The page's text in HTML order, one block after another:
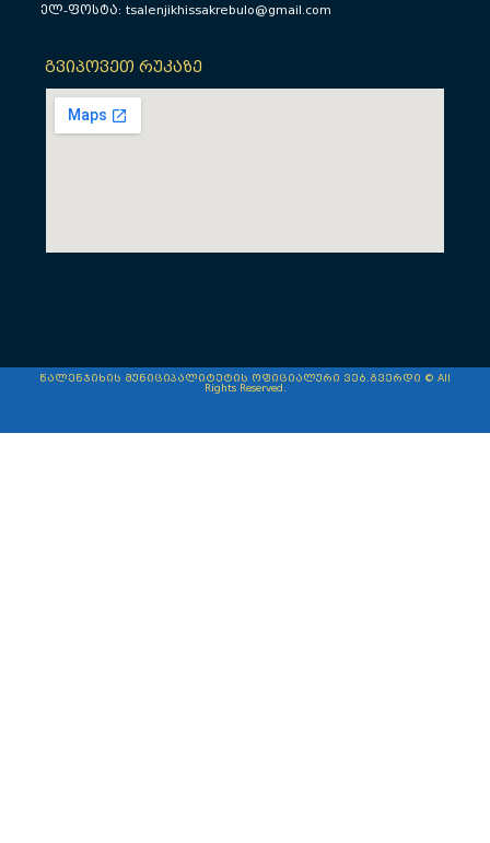
ელ-ფოსტა: tsalenjikhissakrebulo@gmail.com
გვიპოვეთ რუკაზე
წალენჯიხის მუნიციპალიტეტის ოფიციალური ვებ.გვერდი © All
Rights Reserved.